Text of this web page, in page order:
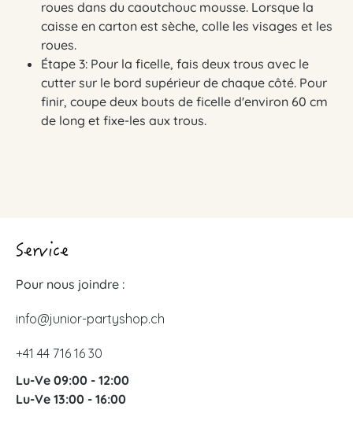
roues dans du caoutchouc mousse. Lorsque la
caisse en carton est sèche, colle les visages et les
roues.
Étape 3: Pour la ficelle, fais deux trous avec le
cutter sur le bord supérieur de chaque côté. Pour
finir, coupe deux bouts de ficelle d'environ 60 cm
de long et fixe-les aux trous.
Service
Pour nous joindre :
info@junior-partyshop.ch
+41 44 716 16 30
Lu-Ve 09:00 - 12:00
Lu-Ve 13:00 - 16:00